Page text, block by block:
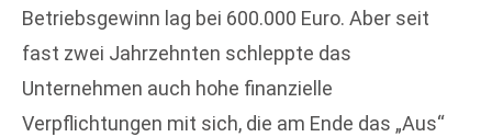
Betriebsgewinn lag bei 600.000 Euro. Aber seit
fast zwei Jahrzehnten schleppte das
Unternehmen auch hohe finanzielle
Verpflichtungen mit sich, die am Ende das „Aus“